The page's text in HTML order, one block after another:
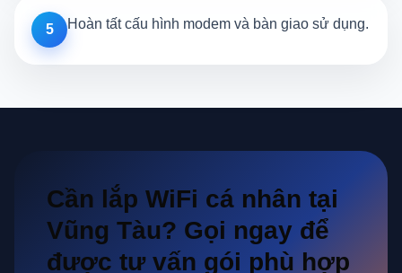
5 Hoàn tất cấu hình modem và bàn giao sử dụng.
Cần lắp WiFi cá nhân tại
Vũng Tàu? Gọi ngay để
được tư vấn gói phù hợp